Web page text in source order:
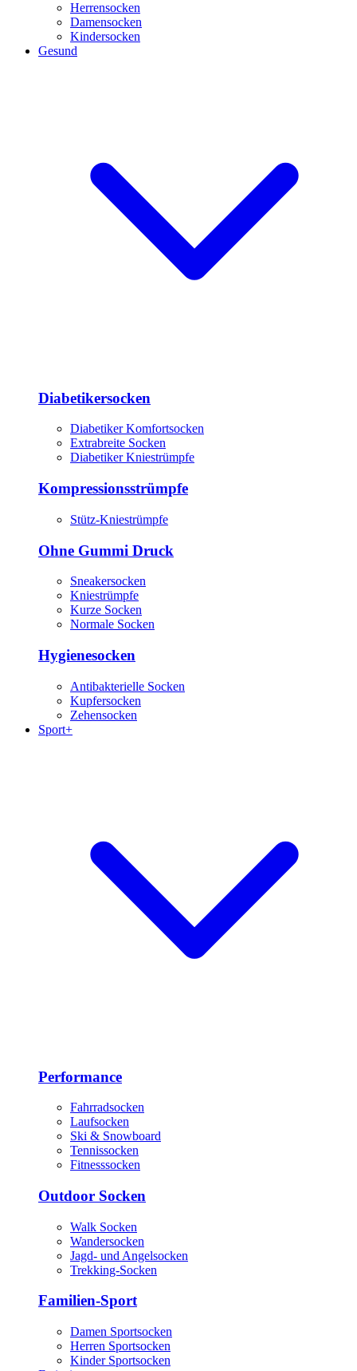
Herrensocken
Damensocken
Kindersocken
Gesund
Diabetikersocken
Diabetiker Komfortsocken
Extrabreite Socken
Diabetiker Kniestrümpfe
Kompressionsstrümpfe
Stütz-Kniestrümpfe
Ohne Gummi Druck
Sneakersocken
Kniestrümpfe
Kurze Socken
Normale Socken
Hygienesocken
Antibakterielle Socken
Kupfersocken
Zehensocken
Sport+
Performance
Fahrradsocken
Laufsocken
Ski & Snowboard
Tennissocken
Fitnesssocken
Outdoor Socken
Walk Socken
Wandersocken
Jagd- und Angelsocken
Trekking-Socken
Familien-Sport
Damen Sportsocken
Herren Sportsocken
Kinder Sportsocken